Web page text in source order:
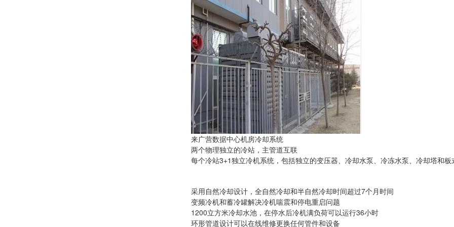
来广营数据中心机房冷却系统
两个物理独立的冷站，主管道互联
每个冷站3+1独立冷机系统，包括独立的变压器、冷却水泵、冷冻水泵、冷却塔和板
采用自然冷却设计，全自然冷却和半自然冷却时间超过7个月时间
变频冷机和蓄冷罐解决冷机喘震和停电重启问题
1200立方米冷却水池，在停水后冷机满负荷可以运行36小时
环形管道设计可以在线维修更换任何管件和设备